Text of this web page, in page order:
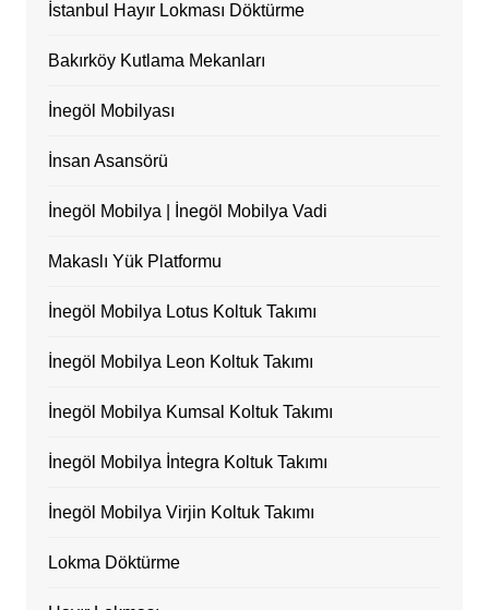
İstanbul Hayır Lokması Döktürme
Bakırköy Kutlama Mekanları
İnegöl Mobilyası
İnsan Asansörü
İnegöl Mobilya | İnegöl Mobilya Vadi
Makaslı Yük Platformu
İnegöl Mobilya Lotus Koltuk Takımı
İnegöl Mobilya Leon Koltuk Takımı
İnegöl Mobilya Kumsal Koltuk Takımı
İnegöl Mobilya İntegra Koltuk Takımı
İnegöl Mobilya Virjin Koltuk Takımı
Lokma Döktürme